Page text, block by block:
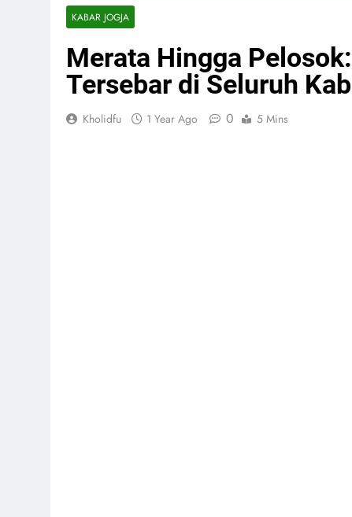
KABAR JOGJA
Merata Hingga
Tersebar di Seluruh
Kholidfu 1 Year Ago 0 5 Mins